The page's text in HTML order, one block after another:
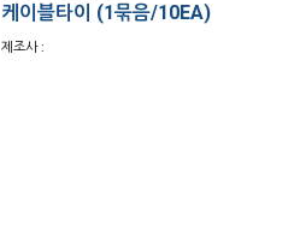
케이블타이 (1묶음/10EA)
제조사 :